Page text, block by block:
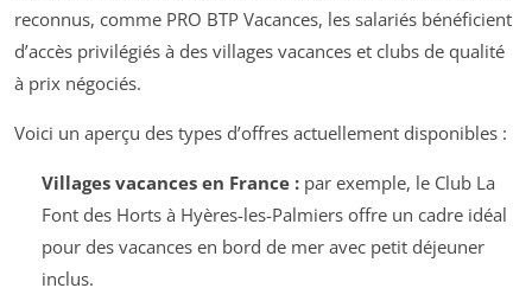
reconnus, comme PRO BTP Vacances, les salariés bénéficient
d’accès privilégiés à des villages vacances et clubs de qualité
à prix négociés.
Voici un aperçu des types d’offres actuellement disponibles :
Villages vacances en France :par exemple, le Club La
Font des Horts à Hyères-les-Palmiers offre un cadre idéal
pour des vacances en bord de mer avec petit déjeuner
inclus.